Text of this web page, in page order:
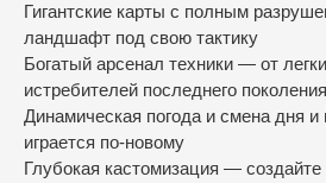
Гигантские карты с полным
ландшафт под свою тактику
Богатый арсенал техники — от
истребителей последнего поколения
Динамическая погода и смена дня
играется по-новому
Глубокая кастомизация —